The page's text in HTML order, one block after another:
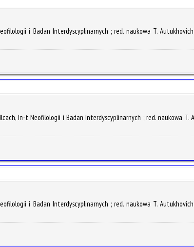
i Badan Interdyscyplinarnych ; red. naukowa T.
In-t Neofilologii i Badan Interdyscyplinarnych ; red. naukowa T.
i Badan Interdyscyplinarnych ; red. naukowa T.